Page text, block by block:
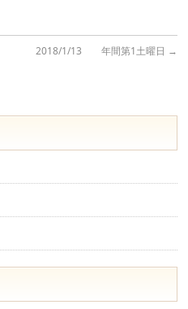
2018/1/13 年間第1土曜日 →